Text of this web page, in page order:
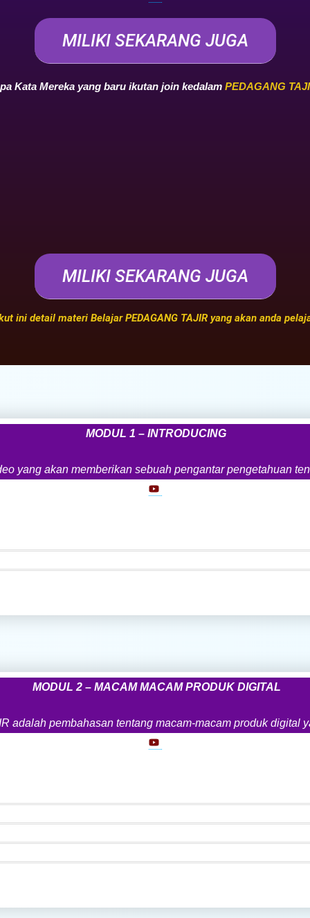
MILIKI SEKARANG JUGA
Kata Mereka yang baru ikutan join kedalam PEDAGANG
MILIKI SEKARANG JUGA
ini detail materi Belajar PEDAGANG TAJIR yang akan anda
MODUL 1 – INTRODUCING
yang akan memberikan sebuah pengantar pengetahuan
MODUL 2 – MACAM MACAM PRODUK DIGITAL
adalah pembahasan tentang macam-macam produk digital